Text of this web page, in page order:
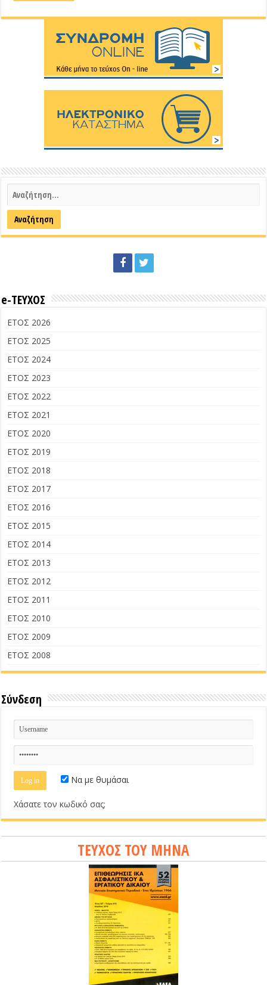
e-ΤΕΥΧΟΣ
ΕΤΟΣ 2026
ΕΤΟΣ 2025
ΕΤΟΣ 2024
ΕΤΟΣ 2023
ΕΤΟΣ 2022
ΕΤΟΣ 2021
ΕΤΟΣ 2020
ΕΤΟΣ 2019
ΕΤΟΣ 2018
ΕΤΟΣ 2017
ΕΤΟΣ 2016
ΕΤΟΣ 2015
ΕΤΟΣ 2014
ΕΤΟΣ 2013
ΕΤΟΣ 2012
ΕΤΟΣ 2011
ΕΤΟΣ 2010
ΕΤΟΣ 2009
ΕΤΟΣ 2008
Σύνδεση
Να με θυμάσαι
Χάσατε τον κωδικό σας;
ΤΕΥΧΟΣ ΤΟΥ ΜΗΝΑ